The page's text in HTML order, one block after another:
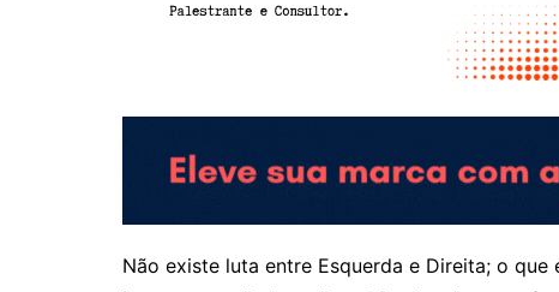
Não existe luta entre Esquerda e Direita; o que